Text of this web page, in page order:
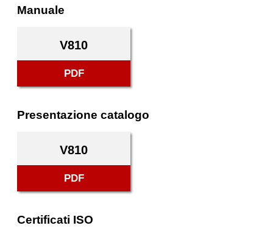
Manuale
V810
PDF
Presentazione catalogo
V810
PDF
Certificati ISO